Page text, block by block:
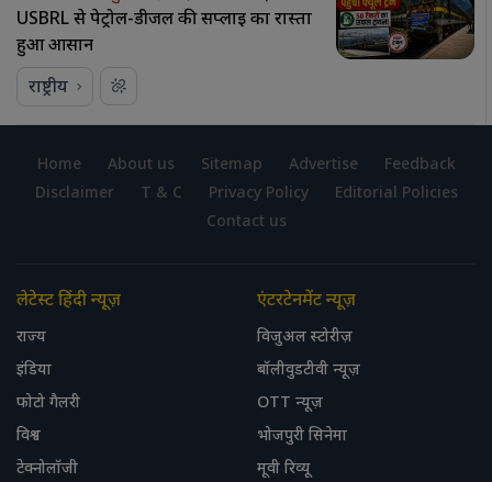
USBRL से पेट्रोल-डीजल की सप्लाई का रास्ता
हुआ आसान
राष्ट्रीय
Home About us Sitemap Advertise
Feedback
Disclaimer
T & C Privacy Policy
Editorial Policies
Contact us
लेटेस्ट हिंदी न्यूज़
राज्य
इंडिया
फोटो गैलरी
विश्व
टेक्नोलॉजी
एंटरटेनमेंट न्यूज़
विजुअल स्टोरीज़
बॉलीवुडटीवी न्यूज़
OTT न्यूज़
भोजपुरी सिनेमा
मूवी रिव्यू